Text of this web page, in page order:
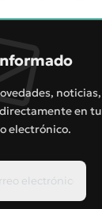
noticias,
en tu
electrónico.